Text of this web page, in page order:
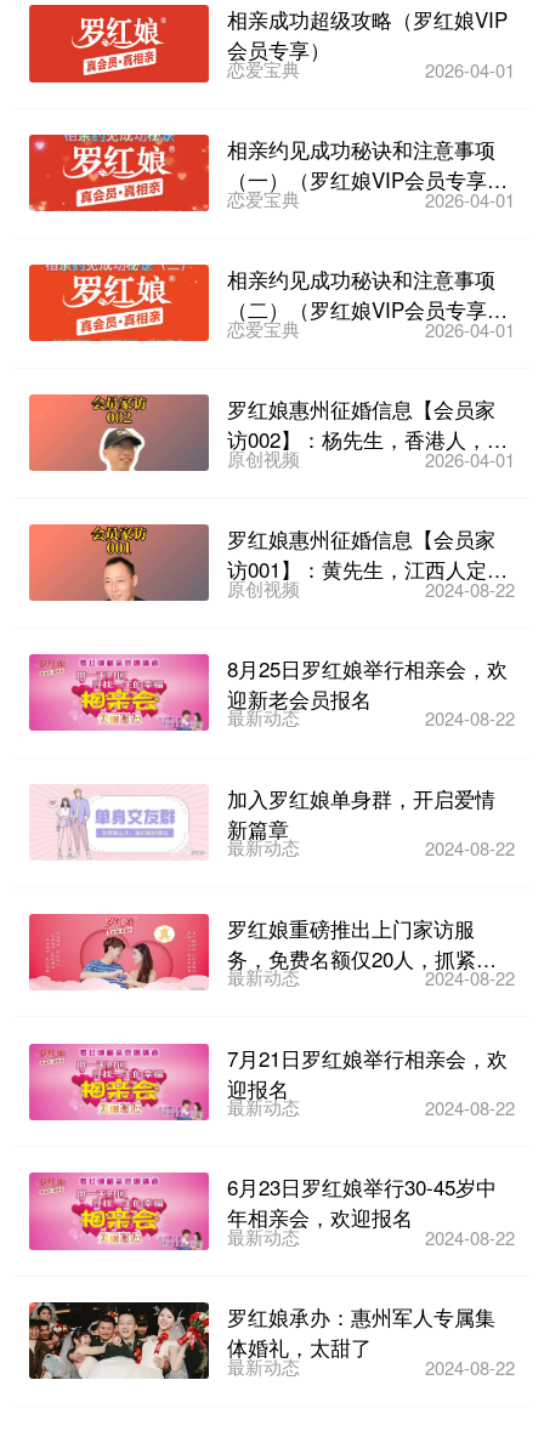
相亲成功超级攻略（罗红娘VIP
会员专享）
恋爱宝典 2026-04-01
相亲约见成功秘诀和注意事项
（一）（罗红娘VIP会员专享教
学视频）
恋爱宝典 2026-04-01
相亲约见成功秘诀和注意事项
（二）（罗红娘VIP会员专享教
学视频）
恋爱宝典 2026-04-01
罗红娘惠州征婚信息【会员家
访002】：杨先生，香港人，57
岁，离异，已在惠州...
原创视频 2026-04-01
罗红娘惠州征婚信息【会员家
访001】：黄先生，江西人定居
在惠州博罗湖镇，38...
原创视频 2024-08-22
8月25日罗红娘举行相亲会，欢
迎新老会员报名
最新动态 2024-08-22
加入罗红娘单身群，开启爱情
新篇章
最新动态 2024-08-22
罗红娘重磅推出上门家访服
务，免费名额仅20人，抓紧报
名！
最新动态 2024-08-22
7月21日罗红娘举行相亲会，欢
迎报名
最新动态 2024-08-22
6月23日罗红娘举行30-45岁中
年相亲会，欢迎报名
最新动态 2024-08-22
罗红娘承办：惠州军人专属集
体婚礼，太甜了
最新动态 2024-08-22